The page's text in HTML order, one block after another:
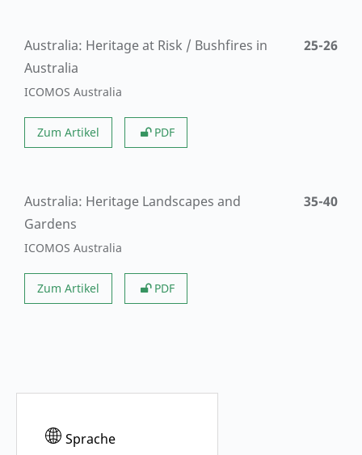
Australia: Heritage at Risk / Bushfires in
Australia
ICOMOS Australia
Zum Artikel PDF
25-26
Australia: Heritage Landscapes and
Gardens
ICOMOS Australia
Zum Artikel PDF
35-40
Sprache